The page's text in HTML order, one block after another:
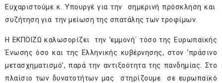
Ευχαριστούμε κ. Υπουργέ για την σημερινή πρόσκληση και
συζήτηση για την μείωση της σπατάλης των τροφίμων.
Η ΕΚΠΟΙΖΩ καλωσορίζει την ‘εμμονή΄ τόσο της Ευρωπαϊκής
Ένωσης όσο και της Ελληνικής κυβέρνησης, στον ‘πράσινο
μετασχηματισμό’, παρά την αντιξοότητα της πανδημίας. Στο
πλαίσιο των δυνατοτήτων μας στηρίζουμε σε ευρωπαϊκό